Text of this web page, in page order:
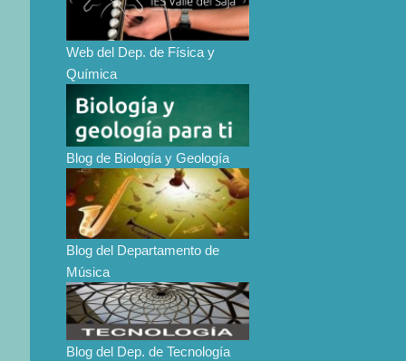
Web del Dep. de Física y
Química
Blog de Biología y Geología
Blog del Departamento de
Música
Blog del Dep. de Tecnología